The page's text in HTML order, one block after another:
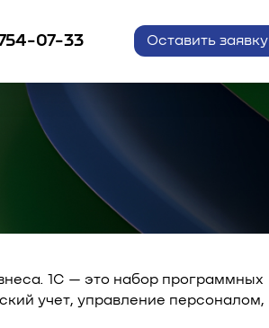
07-33 Оставить заявку
1С — это набор программных
учет, управление персоналом,